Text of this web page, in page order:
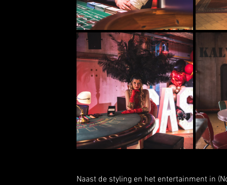
Naast de styling en het entertainment in